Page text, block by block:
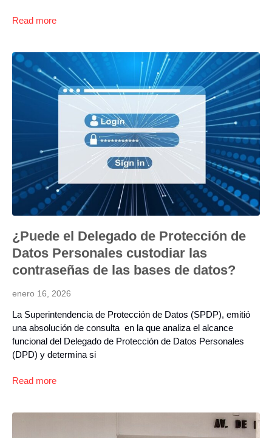
Read more
¿Puede el Delegado de Protección de
Datos Personales custodiar las
contraseñas de las bases de datos?
enero 16, 2026
La Superintendencia de Protección de Datos (SPDP), emitió
una absolución de consulta en la que analiza el alcance
funcional del Delegado de Protección de Datos Personales
(DPD) y determina si
Read more